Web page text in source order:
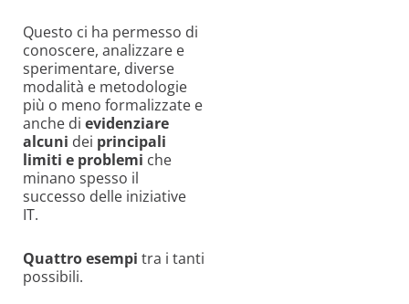
Questo ci ha permesso di
conoscere, analizzare e
sperimentare, diverse
modalità e metodologie
più o meno formalizzate e
anche di evidenziare
alcuni dei principali
limiti e problemi che
minano spesso il
successo delle iniziative
IT.
Quattro esempi tra i tanti
possibili.